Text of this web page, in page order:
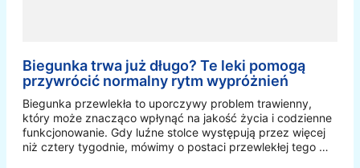
Biegunka trwa już długo? Te leki pomogą
przywrócić normalny rytm wypróżnień
Biegunka przewlekła to uporczywy problem trawienny,
który może znacząco wpłynąć na jakość życia i codzienne
funkcjonowanie. Gdy luźne stolce występują przez więcej
niż cztery tygodnie, mówimy o postaci przewlekłej tego …